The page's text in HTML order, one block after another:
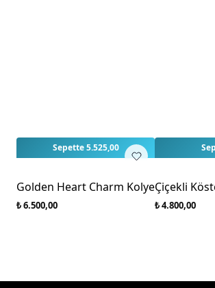
Sepette 5.525,00
Golden Heart Charm Kolye
₺ 6.500,00
Çiçekli
₺ 4.800,00